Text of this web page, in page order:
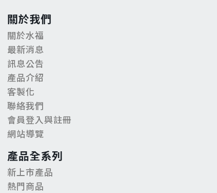
關於我們
關於水福
最新消息
訊息公告
產品介紹
客製化
聯絡我們
會員登入與註冊
網站導覽
產品全系列
新上市產品
熱門商品